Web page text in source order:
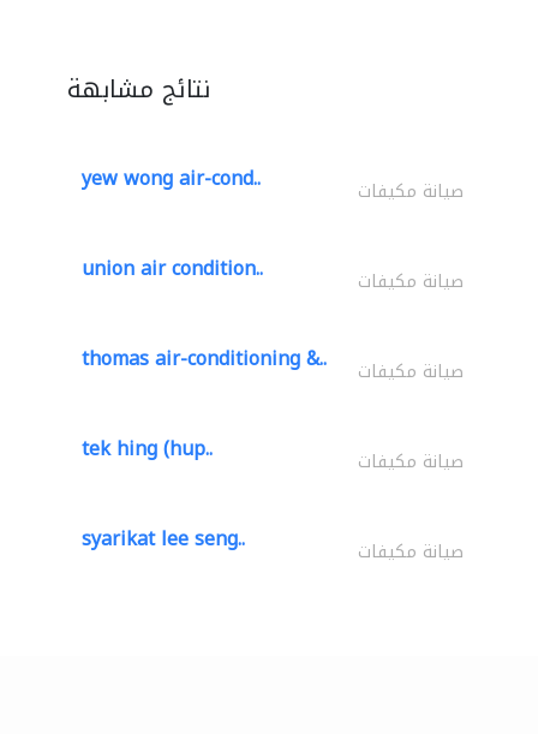
نتائج مشابهة
yew wong air-cond.. صيانة مكيفات
union air condition.. صيانة مكيفات
thomas air-conditioning &.. صيانة مكيفات
tek hing (hup.. صيانة مكيفات
syarikat lee seng.. صيانة مكيفات